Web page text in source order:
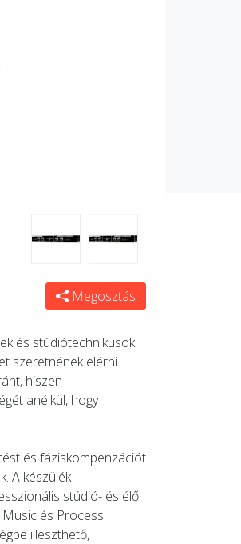
Megosztás
és stúdiótechnikusok
szeretnének elérni.
hiszen
anélkül, hogy
és fáziskompenzációt
A készülék
stúdió- és élő
és Process
illeszthető,